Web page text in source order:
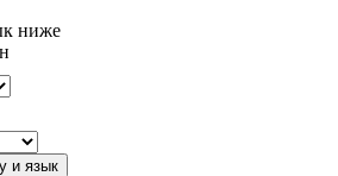
ниже
и язык